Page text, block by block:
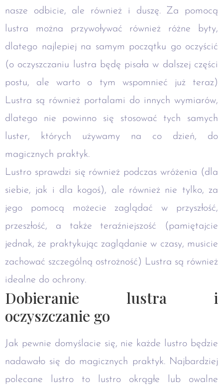
nasze odbicie, ale również i duszę. Za pomocą
lustra można przywoływać również różne byty,
dlatego najlepiej na samym początku go oczyścić
(o oczyszczaniu lustra będę pisała w dalszej części
postu, ale warto o tym wspomnieć już teraz)
Lustra są również portalami do innych wymiarów,
dlatego nie powinno się stosować tych samych
luster, których używamy na co dzień, do
magicznych praktyk.
Lustro sprawdzi się również podczas wróżenia (dla
siebie, jak i dla kogoś), ale również nie tylko, za
jego pomocą możecie zaglądać w przyszłość,
przeszłość, a także teraźniejszość (pamiętajcie
jednak, że praktykując zaglądanie w czasy, musicie
zachować szczególną ostrożność) Lustra są również
idealne do ochrony.
Dobieranie lustra i
oczyszczanie go
Jak pewnie domyślacie się, nie każde lustro będzie
nadawało się do magicznych praktyk. Najbardziej
polecane lustro to lustro okrągłe lub owalne